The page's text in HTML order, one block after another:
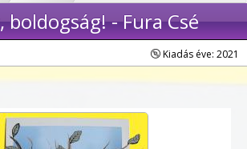
- Fura Csé
Kiadás éve: 2021